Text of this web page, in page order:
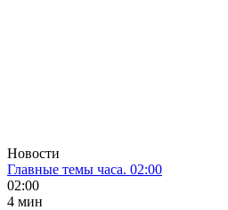
Новости
Главные темы часа. 02:00
02:00
4 мин